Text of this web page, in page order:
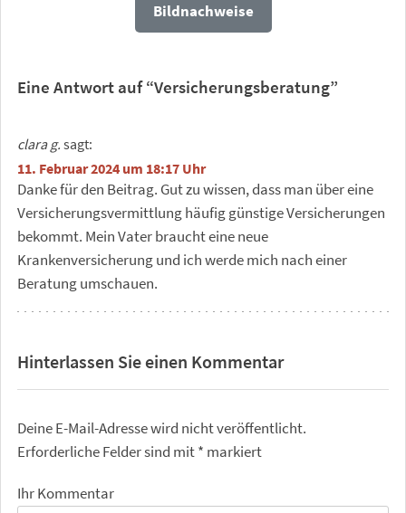
Bildnachweise
Eine Antwort auf “Versicherungsberatung”
clara g. sagt:
11. Februar 2024 um 18:17 Uhr
Danke für den Beitrag. Gut zu wissen, dass man über eine
Versicherungsvermittlung häufig günstige Versicherungen
bekommt. Mein Vater braucht eine neue
Krankenversicherung und ich werde mich nach einer
Beratung umschauen.
Hinterlassen Sie einen Kommentar
Deine E-Mail-Adresse wird nicht veröffentlicht.
Erforderliche Felder sind mit* markiert
Ihr Kommentar